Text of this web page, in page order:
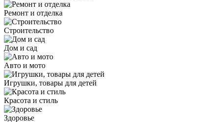
Ремонт и отделка
Строительство
Дом и сад
Авто и мото
Игрушки, товары для детей
Красота и стиль
Здоровье